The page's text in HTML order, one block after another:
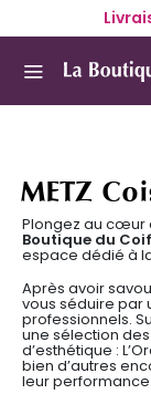
METZ
Plongez au cœur
Boutique du
espace dédié à
Après avoir
vous séduire par
professionnels.
une sélection
d’esthétique :
bien d’autres
leur performance.